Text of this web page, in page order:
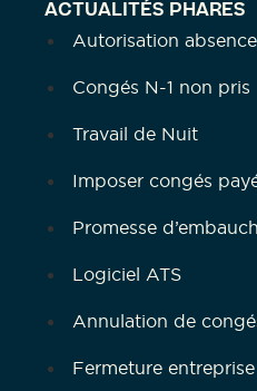
ACTUALITÉS PHARES
Autorisation
Congés N-1 non pris
Travail de Nuit
Imposer congés
Promesse
Logiciel ATS
Annulation de
Fermeture